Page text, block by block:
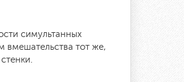
симультанных
вмешательства тот же,